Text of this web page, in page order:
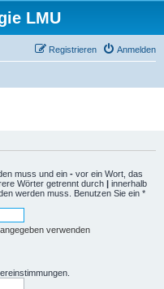
LMU
Anmelden
Registrieren
muss und ein - vor ein Wort, das
Wörter getrennt durch | innerhalb
werden muss. Benutzen Sie ein *
verwenden